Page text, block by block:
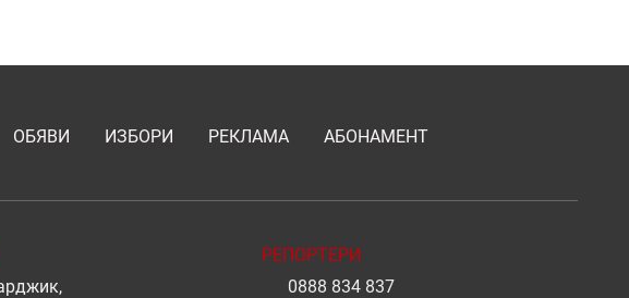
ОБЯВИ ИЗБОРИ РЕКЛАМА АБОНАМЕНТ
РЕПОРТЕРИ
0888 834 837